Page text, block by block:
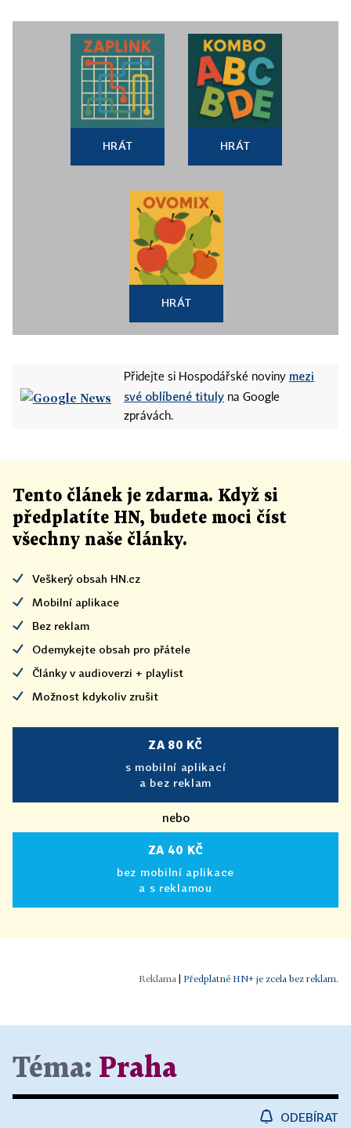
HRÁT HRÁT
HRÁT
Přidejte si Hospodářské noviny mezi
své oblíbené tituly na Google
zprávách.
Tento článek je zdarma. Když si
předplatíte HN, budete moci číst
všechny naše články.
Veškerý obsah HN.cz
Mobilní aplikace
Bez reklam
Odemykejte obsah pro přátele
Články v audioverzi + playlist
Možnost kdykoliv zrušit
ZA 80 KČ
s mobilní aplikací
a bez reklam
nebo
ZA 40 KČ
bez mobilní aplikace
a s reklamou
Předplatné HN+ je zcela bez reklam.
Téma: Praha
ODEBÍRAT